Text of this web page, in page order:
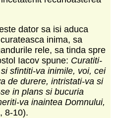
dator sa isi aduca
inima, sa
rele, sa tinda spre
Iacov spune: Curatiti-
sfintiti-va inimile, voi, cei
de durere, intristati-va si
in plans si bucuria
va inaintea Domnului,
8-10).